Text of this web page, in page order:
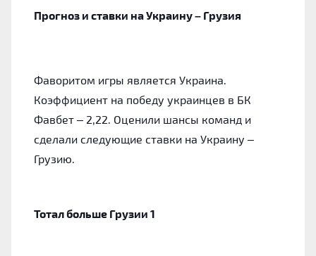
Прогноз и ставки на Украину – Грузия
Фаворитом игры является Украина.
Коэффициент на победу украинцев в БК
Фавбет – 2,22. Оценили шансы команд и
сделали следующие ставки на Украину –
Грузию.
Тотал больше Грузии 1